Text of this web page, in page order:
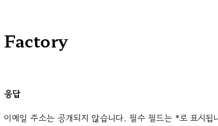
Factory
응답
이메일 주소는 공개되지 않습니다. 필수 필드는 *로 표시됩